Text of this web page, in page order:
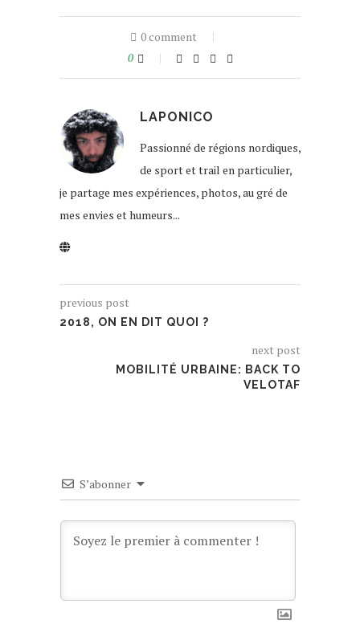
0 comment
0
LAPONICO
Passionné de régions nordiques,
de sport et trail en particulier,
je partage mes expériences, photos, au gré de
mes envies et humeurs...
previous post
2018, ON EN DIT QUOI ?
next post
MOBILITÉ URBAINE: BACK TO
VELOTAF
S’abonner